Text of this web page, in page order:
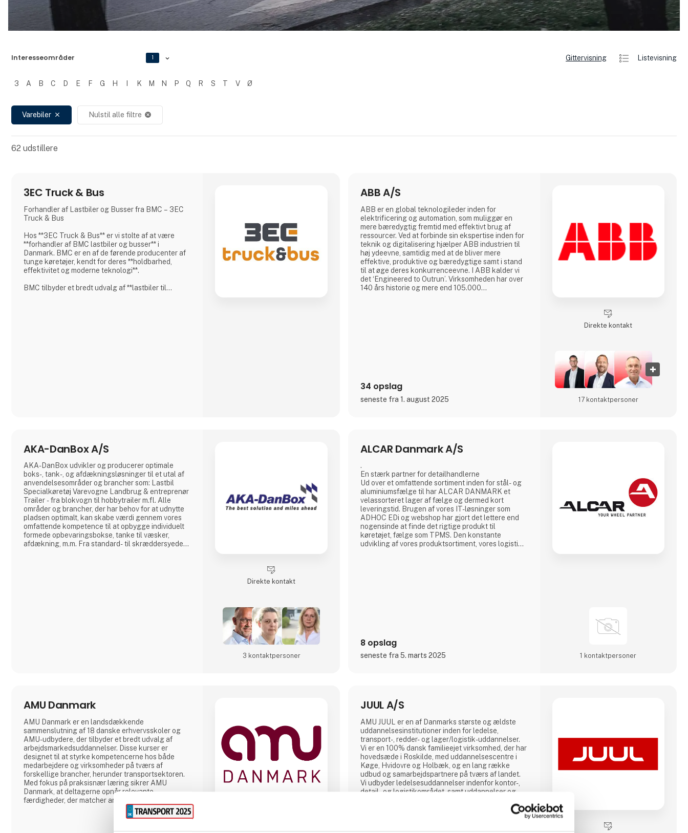
Interesseområder 1
Filtrer resultater
3 A B C D E F G H I K M N P Q R S T V Ø
Varebiler close Nulstil alle filtre cancel
Gittervisning Listevisning
62 udstillere
3EC Truck & Bus
Forhandler af Lastbiler og Busser fra BMC – 3EC
Truck & Bus
Hos **3EC Truck & Bus** er vi stolte af at være
**forhandler af BMC lastbiler og busser** i
Danmark. BMC er en af de førende producenter af
tunge køretøjer, kendt for deres **holdbarhed,
effektivitet og moderne teknologi**.
BMC tilbyder et bredt udvalg af **lastbiler til
ABB A/S
ABB er en global teknologileder inden for
elektrificering og automation, som muliggør en
mere bæredygtig fremtid med effektivt brug af
ressourcer. Ved at forbinde sin ekspertise inden for
teknik og digitalisering hjælper ABB industrien til
høj ydeevne, samtidig med at de bliver mere
effektive, produktive og bæredygtige samt i stand
til at øge deres konkurrenceevne. I ABB kalder vi
det ‘Engineered to Outrun’. Virksomheden har over
140 års historie og mere end 105.000
34 opslag
seneste fra 1. august 2025
Direkte kontakt
17 kontakt­personer
AKA-DanBox A/S
AKA-DanBox udvikler og producerer optimale
boks-, tank-, og afdækningsløsninger til et utal af
anvendelsesområder og brancher som: Lastbil
Specialkøretøj Varevogne Landbrug & entreprenør
Trailer - fra blokvogn til hobbytrailer m.fl. Alle
områder og brancher, der har behov for at udnytte
pladsen optimalt, kan skabe værdi gennem vores
omfattende kompetence til at opbygge individuelt
formede opbevaringsbokse, tanke til væsker,
afdækning, m.m. Fra standard- til skræddersyede
Direkte kontakt
3 kontakt­personer
ALCAR Danmark A/S
.
En stærk partner for detailhandlerne
Ud over et omfattende sortiment inden for stål- og
aluminiumsfælge til har ALCAR DANMARK et
velassorteret lager af fælge og dermed kort
leveringstid. Brugen af vores IT-løsninger som
ADHOC EDi og webshop har gjort det lettere end
nogensinde at finde det rigtige produkt til
køretøjet, fælge som TPMS. Den konstante
udvikling af vores produktsortiment, vores logistik
8 opslag
seneste fra 5. marts 2025 1 kontakt­personer
AMU Danmark
AMU Danmark er en landsdækkende
sammenslutning af 18 danske erhvervsskoler og
AMU-udbydere, der tilbyder et bredt udvalg af
arbejdsmarkedsuddannelser. Disse kurser er
designet til at styrke kompetencerne hos både
medarbejdere og virksomheder på tværs af
forskellige brancher, herunder transportsektoren.
Med fokus på praksisnær læring sikrer AMU
Danmark, at deltagerne opnår relevante
færdigheder, der matcher arbejdsmarkedets
aktuelle behov. Gennem et landsdækkende
netværk af uddannelsesinstitutioner arbejder AMU
JUUL A/S
AMU JUUL er en af Danmarks største og ældste
uddannelsesinstitutioner inden for ledelse,
transport-, redder- og lager/logistik-uddannelser.
Vi er en 100% dansk familieejet virksomhed, der har
hovedsæde i Roskilde, med uddannelsescentre i
Køge, Hvidovre og Holbæk, og en lang række
udbud og samarbejdspartnere på tværs af landet.
Vi udbyder ledelsesuddannelser indenfor kontor-,
detail- og logistikområdet, samt uddannelser og